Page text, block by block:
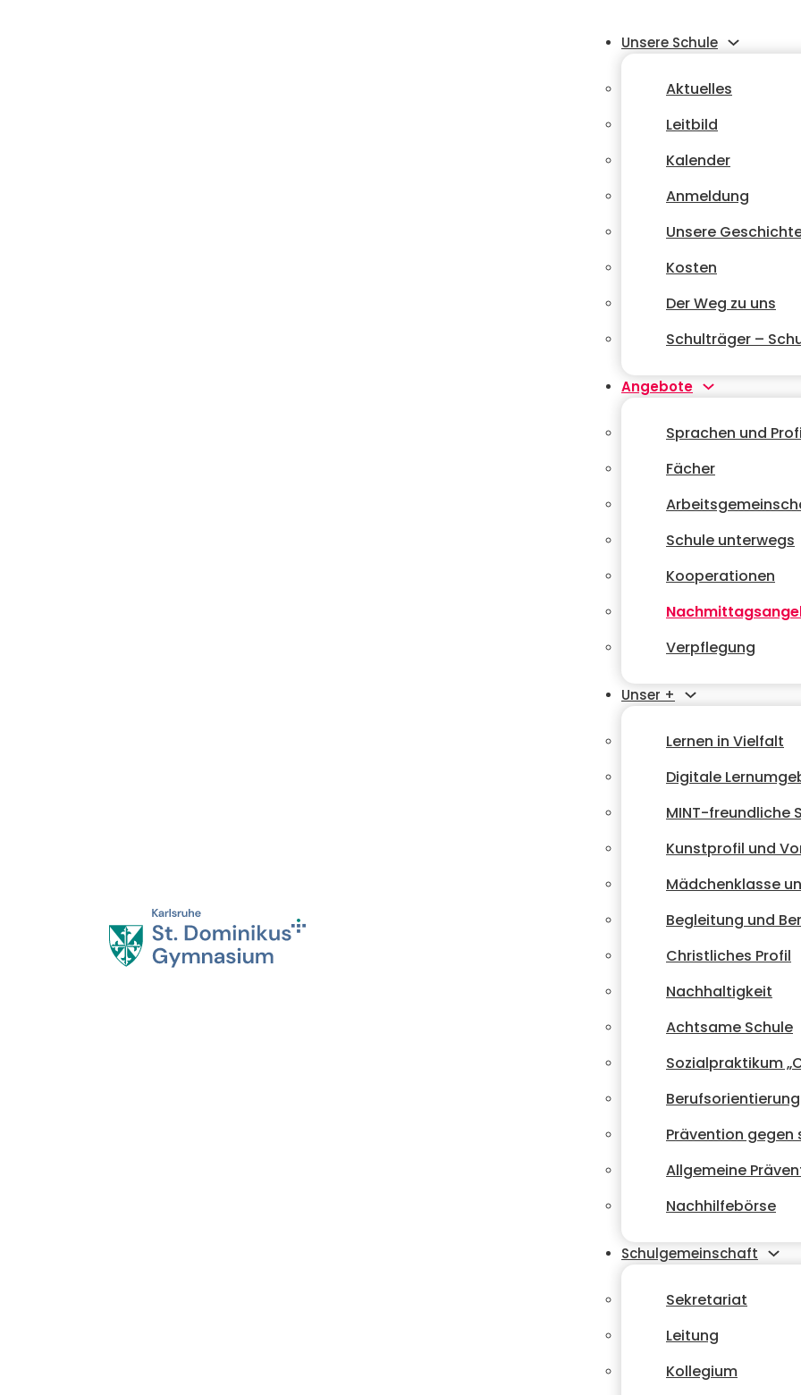
Unsere Schule
Aktuelles
Leitbild
Kalender
Anmeldung
Unsere
Kosten
Der Weg zu uns
Schulträger –
Angebote
Sprachen und
Fächer
Schule unterwegs
Kooperationen
Verpflegung
Unser +
Lernen in Vielfalt
Digitale
MINT-freundliche
Kunstprofil und
Mädchenklasse
Begleitung und
Christliches Profil
Nachhaltigkeit
Achtsame Schule
Sozialpraktikum
Berufsorientierung
Prävention gegen
Allgemeine
Nachhilfebörse
Schulgemeinschaft
Sekretariat
Leitung
Kollegium